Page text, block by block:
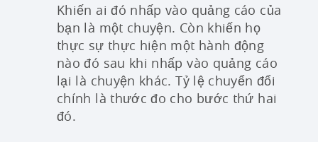
Khiến ai đó nhấp vào quảng cáo của
bạn là một chuyện. Còn khiến họ
thực sự thực hiện một hành động
nào đó sau khi nhấp vào quảng cáo
lại là chuyện khác. Tỷ lệ chuyển đổi
chính là thước đo cho bước thứ hai
đó.